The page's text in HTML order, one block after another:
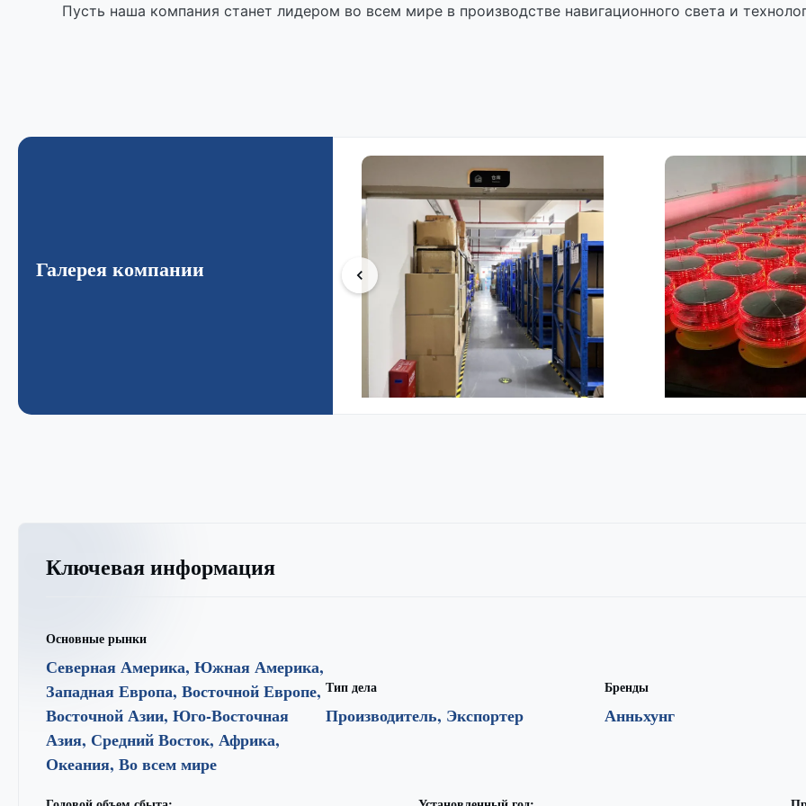
Пусть наша компания станет лидером во всем мире в производстве навигационного света и
Галерея компании
Ключевая информация
Основные рынки
Северная Америка, Южная Америка,
Западная Европа, Восточной Европе,
Восточной Азии, Юго-Восточная
Азия, Средний Восток, Африка,
Океания, Во всем мире
Тип дела
Производитель, Экспортер
Бренды
Анньхунг